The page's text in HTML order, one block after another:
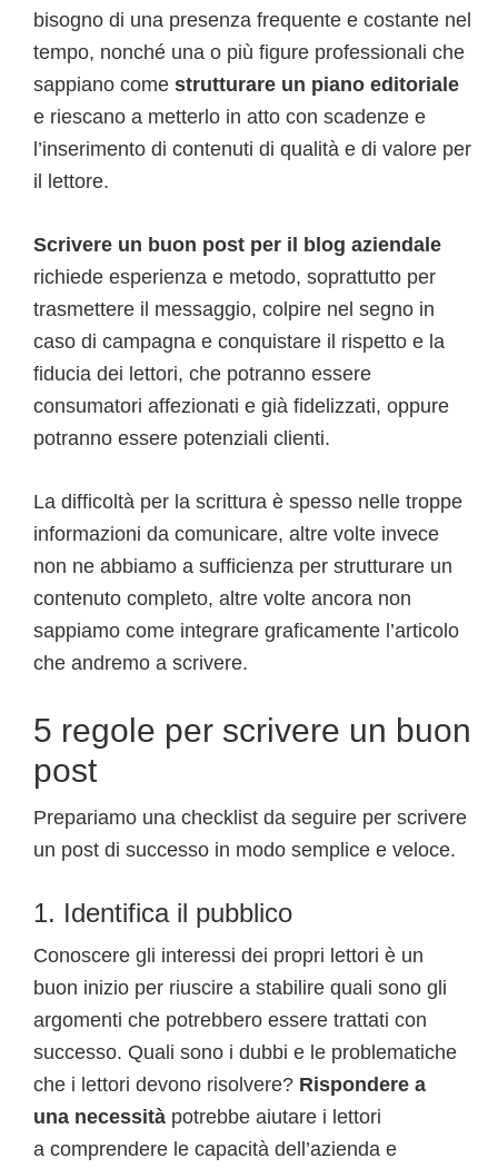
bisogno di una presenza frequente e costante nel
tempo, nonché una o più figure professionali che
sappiano come strutturare un piano editoriale
e riescano a metterlo in atto con scadenze e
l’inserimento di contenuti di qualità e di valore per
il lettore.
Scrivere un buon post per il blog aziendale
richiede esperienza e metodo, soprattutto per
trasmettere il messaggio, colpire nel segno in
caso di campagna e conquistare il rispetto e la
fiducia dei lettori, che potranno essere
consumatori affezionati e già fidelizzati, oppure
potranno essere potenziali clienti.
La difficoltà per la scrittura è spesso nelle troppe
informazioni da comunicare, altre volte invece
non ne abbiamo a sufficienza per strutturare un
contenuto completo, altre volte ancora non
sappiamo come integrare graficamente l’articolo
che andremo a scrivere.
5 regole per scrivere un buon
post
Prepariamo una checklist da seguire per scrivere
un post di successo in modo semplice e veloce.
1. Identifica il pubblico
Conoscere gli interessi dei propri lettori è un
buon inizio per riuscire a stabilire quali sono gli
argomenti che potrebbero essere trattati con
successo. Quali sono i dubbi e le problematiche
che i lettori devono risolvere? Rispondere a
una necessità potrebbe aiutare i lettori
a comprendere le capacità dell’azienda e